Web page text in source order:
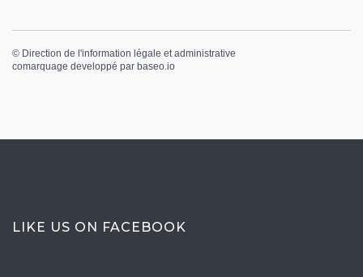
© Direction de l'information légale et administrative
comarquage developpé par baseo.io
LIKE US ON FACEBOOK